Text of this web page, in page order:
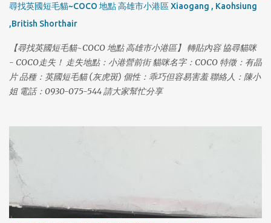
尋找英國短毛貓~COCO 地點 高雄市小港區 Xiaogang , Kaohsiung
,British Shorthair
【尋找英國短毛貓~COCO 地點 高雄市小港區】 轉貼內容 協尋貓咪
- COCO走失！ 走失地點：小港營前街 貓咪名字：COCO 特徵：有晶
片 品種：英國短毛貓 (灰虎斑) 個性：乖巧但容易害羞 聯絡人：陳小
姐 電話：0930-075-544 請大家幫忙分享